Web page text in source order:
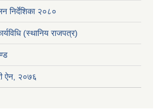
निर्देशिका २०८०
(स्थानिय राजपत्र)
ऐन, २०७६